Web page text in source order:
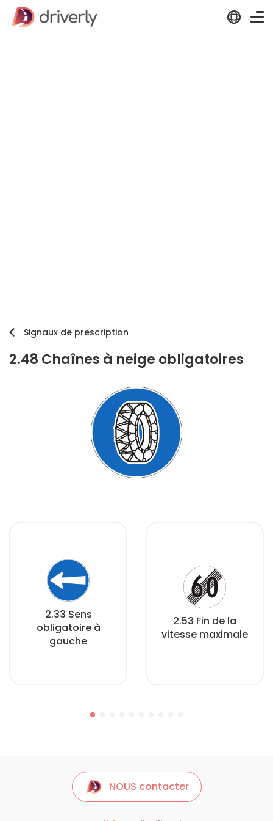
Signaux de prescription
2.48 Chaînes à neige obligatoires
2.33 Sens
obligatoire à
gauche
2.53 Fin de la
vitesse maximale
NOUS contacter